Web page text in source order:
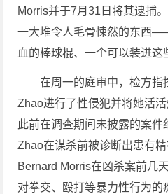
Morris并于7月31日将其逮捕
一大堆令人毛骨悚然的东西
血的棒球棍、一个可以装进
在周一的庭审中，检方指
Zhao进行了性侵犯并将她活
此前在调查期间未披露的案
Zhao在谋杀前被诊断出患有
Bernard Morris在凶杀案前几
对拳交、殴打等暴力性行为的